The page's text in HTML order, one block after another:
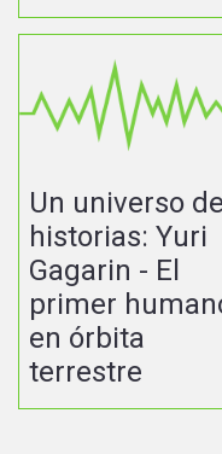
Un universo de
historias: Yuri
Gagarin - El
primer
en órbita
terrestre